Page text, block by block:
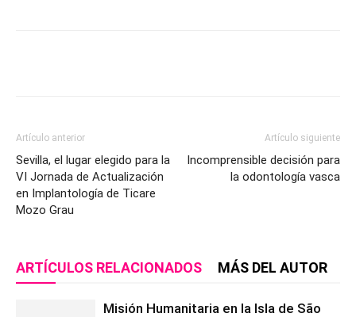
Artículo anterior
Sevilla, el lugar elegido para la
VI Jornada de Actualización
en Implantología de Ticare
Mozo Grau
Artículo siguiente
Incomprensible decisión para
la odontología vasca
ARTÍCULOS RELACIONADOS MÁS DEL AUTOR
Misión Humanitaria en la Isla de São